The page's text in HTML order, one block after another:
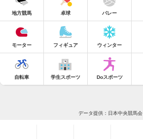
地方競馬 卓球 バレー
モーター フィギュア ウィンター
自転車 学生スポーツ Doスポーツ
データ提供：日本中央競馬会